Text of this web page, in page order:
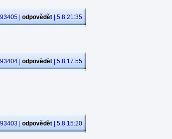
| odpovědět | 5.8 21:35
| odpovědět | 5.8 17:55
| odpovědět | 5.8 15:20